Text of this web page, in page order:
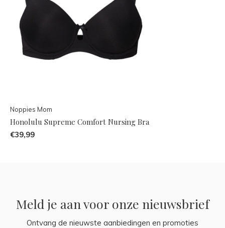
Noppies Mom
Honolulu Supreme Comfort Nursing Bra
€39,99
Meld je aan voor onze nieuwsbrief
Ontvang de nieuwste aanbiedingen en promoties